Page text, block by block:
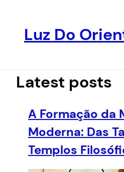
conteúdo
Luz Do
Latest posts
A Formação da
Moderna: Das
Templos